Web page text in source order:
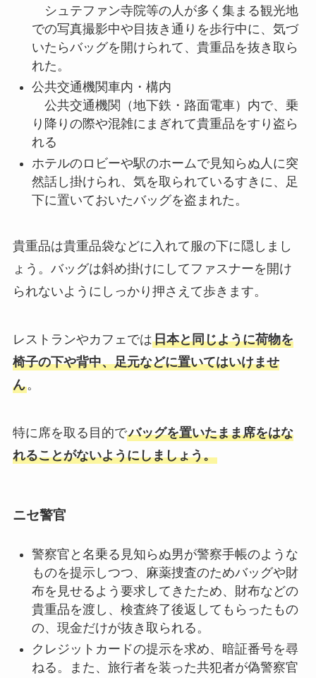
シュテファン寺院等の人が多く集まる観光地
での写真撮影中や目抜き通りを歩行中に、気づ
いたらバッグを開けられて、貴重品を抜き取ら
れた。
公共交通機関車内・構内
公共交通機関（地下鉄・路面電車）内で、乗
り降りの際や混雑にまぎれて貴重品をすり盗ら
れる
ホテルのロビーや駅のホームで見知らぬ人に突
然話し掛けられ、気を取られているすきに、足
下に置いておいたバッグを盗まれた。
貴重品は貴重品袋などに入れて服の下に隠しまし
ょう。バッグは斜め掛けにしてファスナーを開け
られないようにしっかり押さえて歩きます。
レストランやカフェでは日本と同じように荷物を
椅子の下や背中、足元などに置いてはいけませ
ん。
特に席を取る目的でバッグを置いたまま席をはな
れることがないようにしましょう。
ニセ警官
警察官と名乗る見知らぬ男が警察手帳のような
ものを提示しつつ、麻薬捜査のためバッグや財
布を見せるよう要求してきたため、財布などの
貴重品を渡し、検査終了後返してもらったもの
の、現金だけが抜き取られる。
クレジットカードの提示を求め、暗証番号を尋
ねる。また、旅行者を装った共犯者が偽警察官